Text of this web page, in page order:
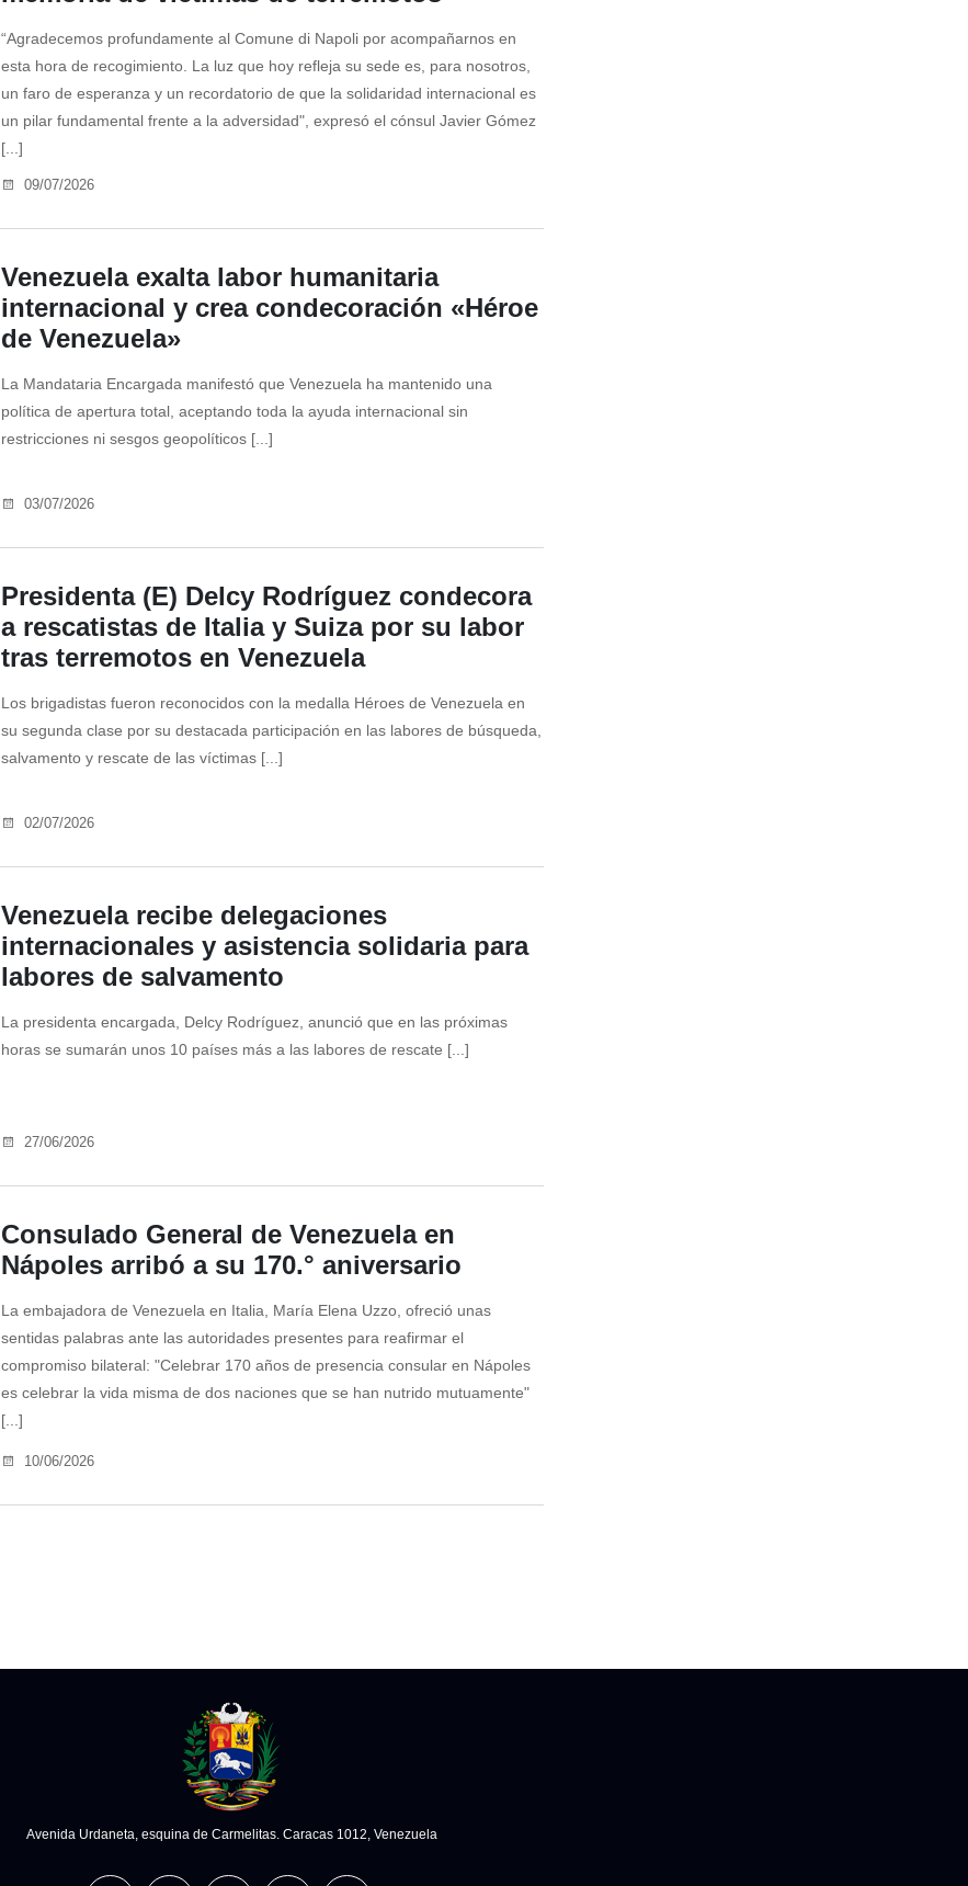
“Agradecemos profundamente al Comune di Napoli por acompañarnos en
esta hora de recogimiento. La luz que hoy refleja su sede es, para nosotros,
un faro de esperanza y un recordatorio de que la solidaridad internacional es
un pilar fundamental frente a la adversidad", expresó el cónsul Javier Gómez
[...]
09/07/2026
Venezuela exalta labor humanitaria
internacional y crea condecoración «Héroe
de Venezuela»
La Mandataria Encargada manifestó que Venezuela ha mantenido una
política de apertura total, aceptando toda la ayuda internacional sin
restricciones ni sesgos geopolíticos [...]
03/07/2026
Presidenta (E) Delcy Rodríguez condecora
a rescatistas de Italia y Suiza por su labor
tras terremotos en Venezuela
Los brigadistas fueron reconocidos con la medalla Héroes de Venezuela en
su segunda clase por su destacada participación en las labores de búsqueda,
salvamento y rescate de las víctimas [...]
02/07/2026
Venezuela recibe delegaciones
internacionales y asistencia solidaria para
labores de salvamento
La presidenta encargada, Delcy Rodríguez, anunció que en las próximas
horas se sumarán unos 10 países más a las labores de rescate [...]
27/06/2026
Consulado General de Venezuela en
Nápoles arribó a su 170.° aniversario
La embajadora de Venezuela en Italia, María Elena Uzzo, ofreció unas
sentidas palabras ante las autoridades presentes para reafirmar el
compromiso bilateral: "Celebrar 170 años de presencia consular en Nápoles
es celebrar la vida misma de dos naciones que se han nutrido mutuamente"
[...]
10/06/2026
Avenida Urdaneta, esquina de Carmelitas. Caracas 1012, Venezuela